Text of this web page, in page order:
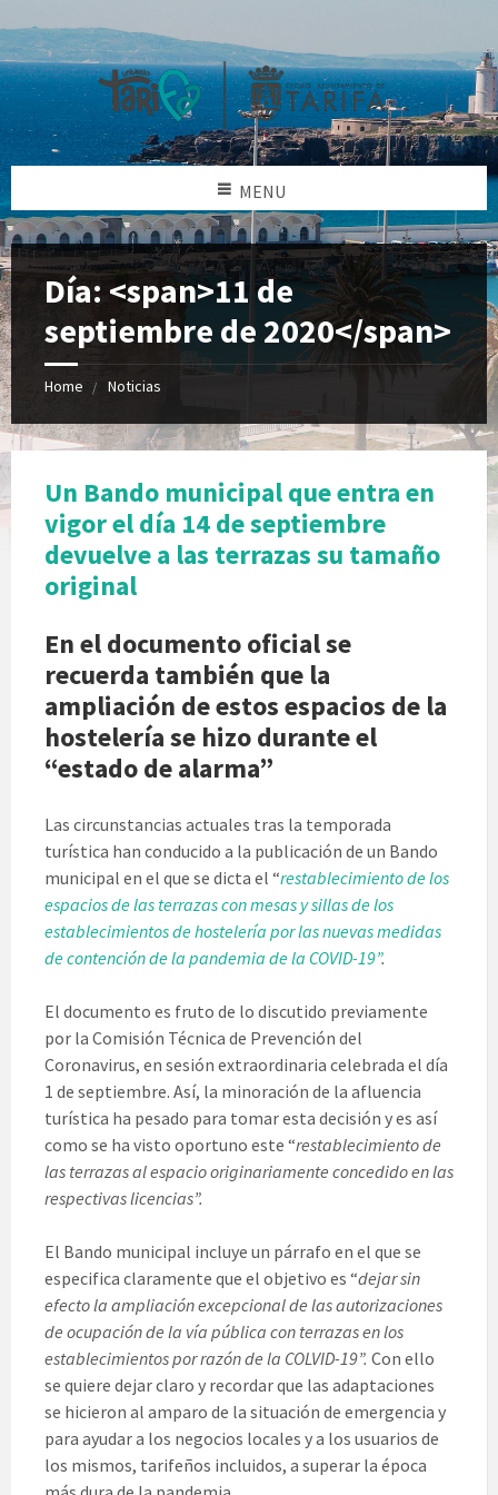
MENU
Día: <span>11 de
septiembre de 2020</span>
Home Noticias
Un Bando municipal que entra en
vigor el día 14 de septiembre
devuelve a las terrazas su tamaño
original
En el documento oficial se
recuerda también que la
ampliación de estos espacios de la
hostelería se hizo durante el
“estado de alarma”
Las circunstancias actuales tras la temporada
turística han conducido a la publicación de un Bando
municipal en el que se dicta el “restablecimiento de los
espacios de las terrazas con mesas y sillas de los
establecimientos de hostelería por las nuevas medidas
de contención de la pandemia de la COVID-19”.
El documento es fruto de lo discutido previamente
por la Comisión Técnica de Prevención del
Coronavirus, en sesión extraordinaria celebrada el día
1 de septiembre. Así, la minoración de la afluencia
turística ha pesado para tomar esta decisión y es así
como se ha visto oportuno este “restablecimiento de
las terrazas al espacio originariamente concedido en las
respectivas licencias”.
El Bando municipal incluye un párrafo en el que se
especifica claramente que el objetivo es “dejar sin
efecto la ampliación excepcional de las autorizaciones
de ocupación de la vía pública con terrazas en los
establecimientos por razón de la COLVID-19”. Con ello
se quiere dejar claro y recordar que las adaptaciones
se hicieron al amparo de la situación de emergencia y
para ayudar a los negocios locales y a los usuarios de
los mismos, tarifeños incluidos, a superar la época